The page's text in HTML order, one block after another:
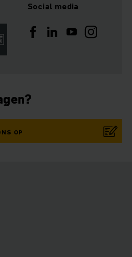
Social media
OP